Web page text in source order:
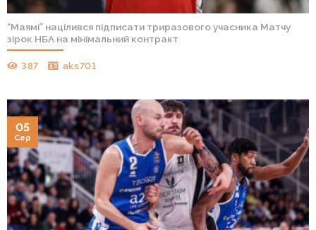
“Маямі” націлився підписати триразового учасника Матчу
зірок НБА на мінімальний контракт
387 aks701
05
Сер